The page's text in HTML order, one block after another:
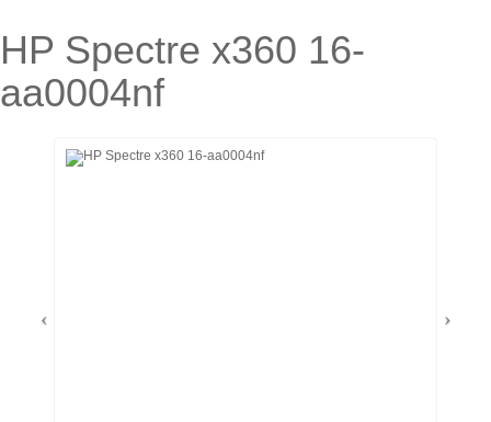
HP Spectre x360 16-
aa0004nf